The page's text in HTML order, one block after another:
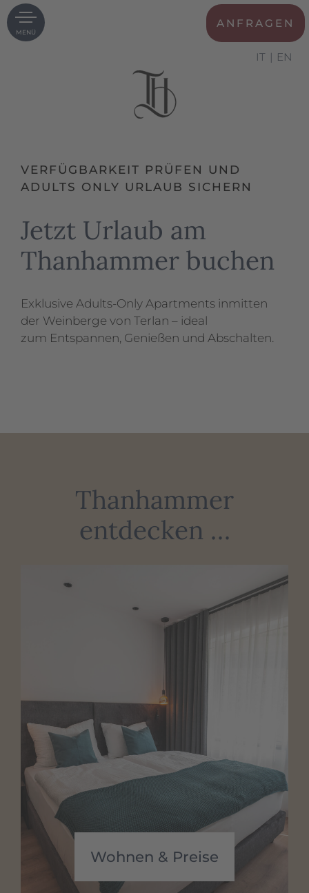
MENÜ
ANFRAGEN
IT EN
VERFÜGBARKEIT PRÜFEN UND
ADULTS ONLY URLAUB SICHERN
Jetzt Urlaub am
Thanhammer buchen
Exklusive Adults-Only Apartments inmitten
der Weinberge von Terlan – ideal
zum Entspannen, Genießen und Abschalten.
Thanhammer
entdecken …
Wohnen & Preise